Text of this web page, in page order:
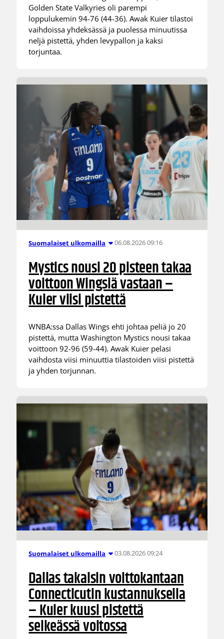
Golden State Valkyries oli parempi
loppulukemin 94-76 (44-36). Awak Kuier tilastoi
vaihdoissa yhdeksässä ja puolessa minuutissa
neljä pistettä, yhden levypallon ja kaksi
torjuntaa.
Suomalaiset ulkomailla 06.08.2026 09:16
Mystics nousi 20 pisteen takaa
voittoon Wingsiä vastaan –
Kuier viisi pistettä
WNBA:ssa Dallas Wings ehti johtaa peliä jo 20
pistettä, mutta Washington Mystics nousi takaa
voittoon 92-96 (59-44). Awak Kuier pelasi
vaihdosta viisi minuuttia tilastoiden viisi pistettä
ja yhden torjunnan.
Suomalaiset ulkomailla 03.08.2026 09:24
Dallas takaisin voittokantaan
Connecticutin kustannuksella
– Kuier kuusi pistettä
selkeässä voitossa